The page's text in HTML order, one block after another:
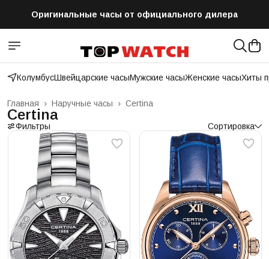
Оригинальные часы от официального дилера
КолумбусШвейцарские часыМужские часыЖенские часыХиты
Certina
Наручные часы ›
Главная ›
Certina
Фильтры Сортировка